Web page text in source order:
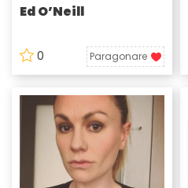
Ed O’Neill
0 Paragonare